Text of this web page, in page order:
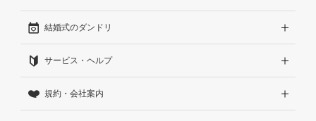
こだわりから探す
雰囲気から探す
見積りから探す
結婚式準備レポート『ハナレポ』
結婚式当日の動画『ムビレポ』
結婚式のダンドリ
結婚準備ガイド
Wedding Park Magazine
サービス・ヘルプ
サイトコンセプト
規約・会社案内